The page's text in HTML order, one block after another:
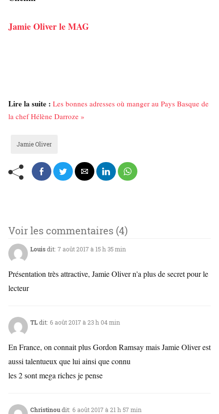
Jamie Oliver le MAG
Lire la suite : Les bonnes adresses où manger au Pays Basque de
la chef Hélène Darroze »
Jamie Oliver
Voir les commentaires (4)
Louisdit: 7 août 2017 à 15 h 35 min
Présentation très attractive, Jamie Oliver n'a plus de secret pour le
lecteur
TLdit: 6 août 2017 à 23 h 04 min
En France, on connait plus Gordon Ramsay mais Jamie Oliver est
aussi talentueux que lui ainsi que connu
les 2 sont mega riches je pense
Christinoudit: 6 août 2017 à 21 h 57 min